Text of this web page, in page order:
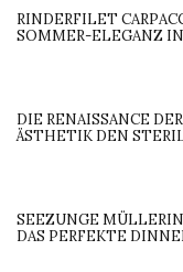
RINDERFILET
SOMMER-ELEGANZ
DIE RENAISSANCE
ÄSTHETIK DEN
SEEZUNGE
DAS PERFEKTE